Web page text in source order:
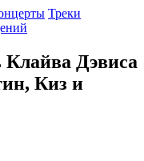
Треки
Дэвиса
Киз и